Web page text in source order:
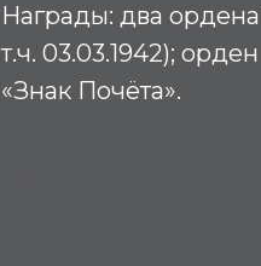
Награды: два
т.ч. 03.03.1942);
«Знак Почёта».